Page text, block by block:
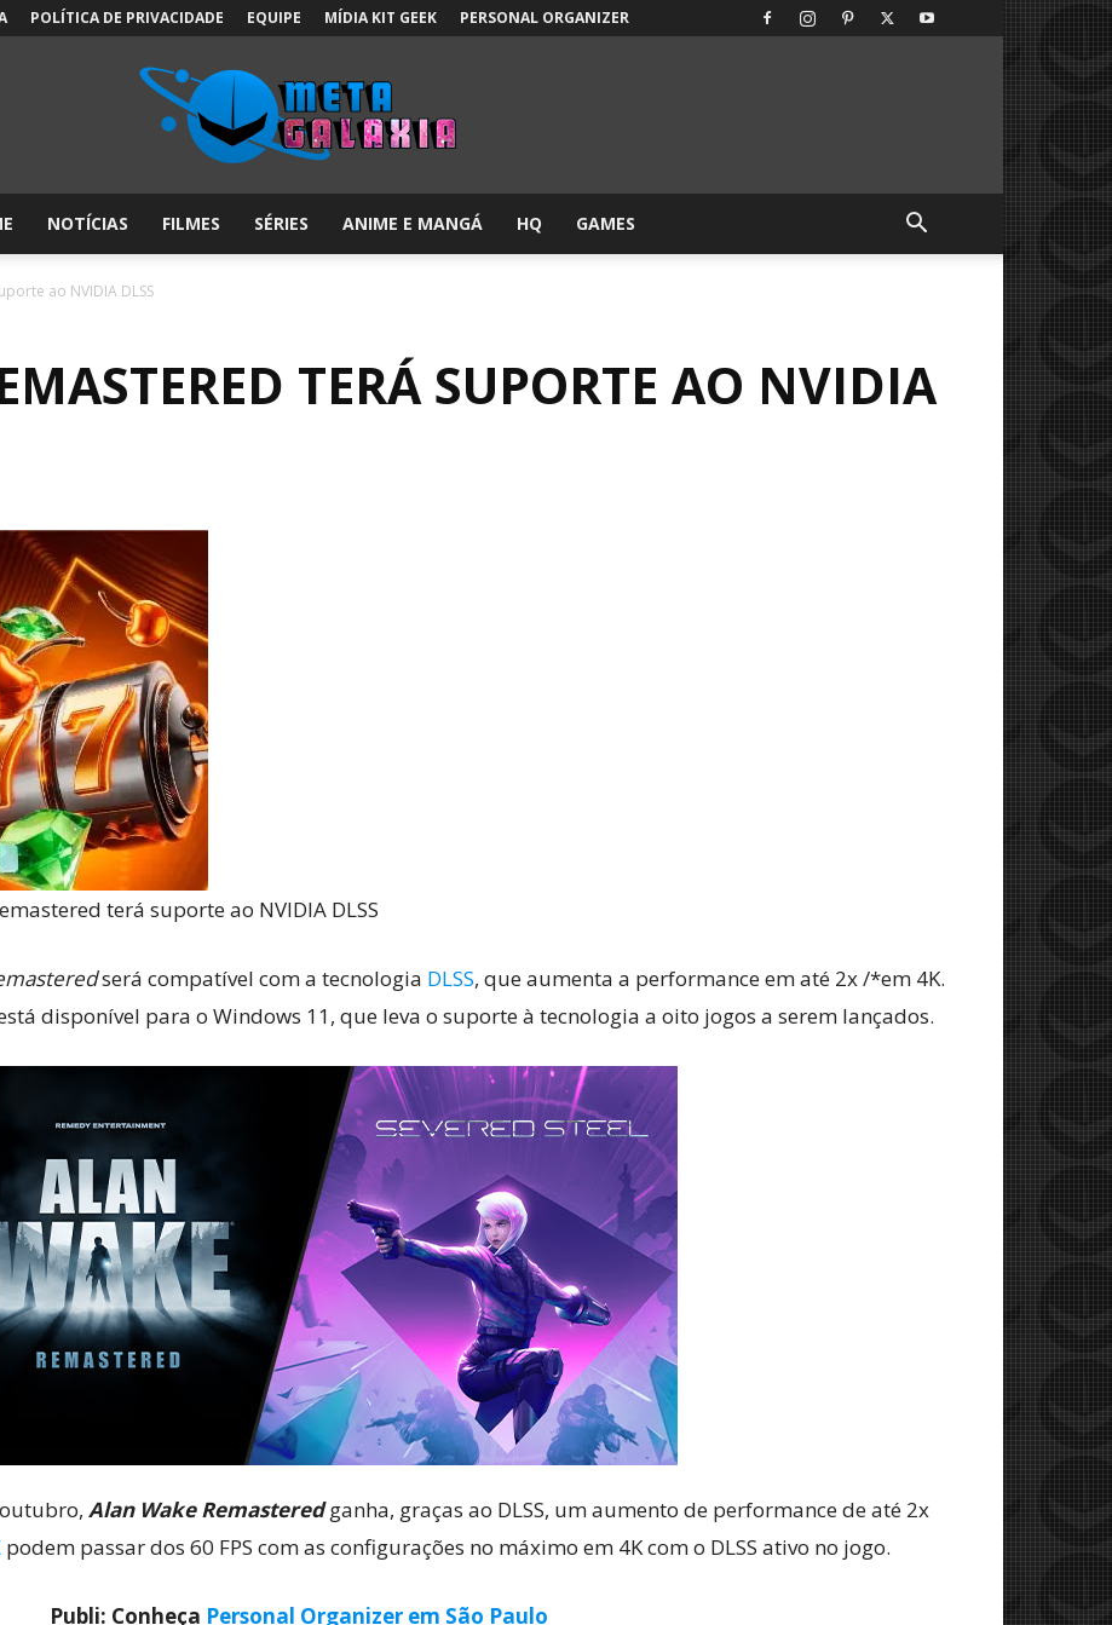
POLÍTICA DE PRIVACIDADE EQUIPE MÍDIA KIT GEEK PERSONAL ORGANIZER
Galáxia:
sobre
Cultura
Pop!
NOTÍCIAS FILMES SÉRIES ANIME E MANGÁ HQ GAMES
ao NVIDIA DLSS
TERÁ SUPORTE AO NVIDIA
terá suporte ao NVIDIA DLSS
será compatível com a tecnologia DLSS, que aumenta a performance em até 2x /*em 4K.
disponível para o Windows 11, que leva o suporte à tecnologia a oito jogos a serem lançados.
Alan Wake Remasteredganha, graças ao DLSS, um aumento de performance de até 2x
podem passar dos 60 FPS com as configurações no máximo em 4K com o DLSS ativo no jogo.
Publi: Conheça Personal Organizer em São Paulo